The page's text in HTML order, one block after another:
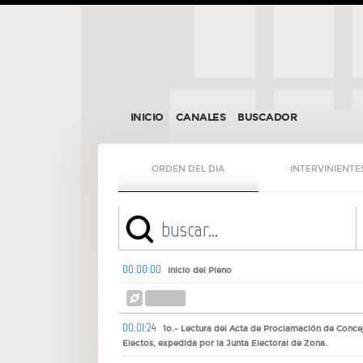
INICIO CANALES BUSCADOR
ORDEN DEL DIA
00:00:00 Inicio del Pleno
00:01:24
1o.- Lectura del Acta de Proclamación de
Electos, expedida por la Junta Electoral de Zona.